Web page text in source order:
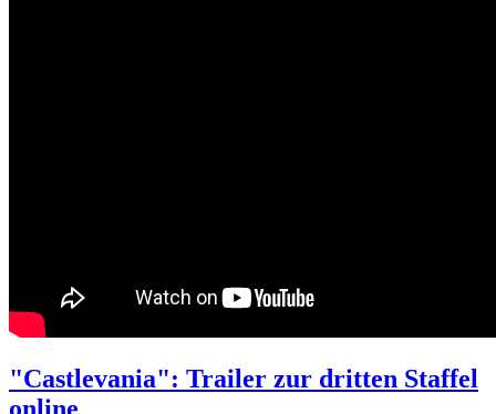
"Castlevania": Trailer zur dritten Staffel